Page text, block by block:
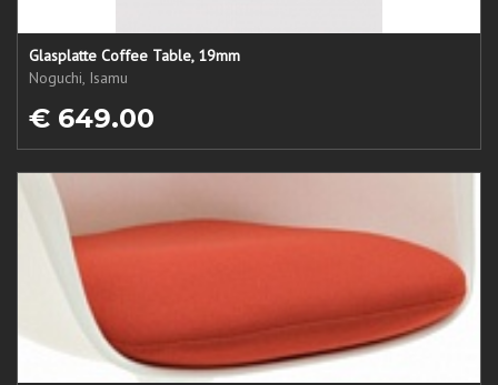
Glasplatte Coffee Table, 19mm
Noguchi, Isamu
€ 649.00